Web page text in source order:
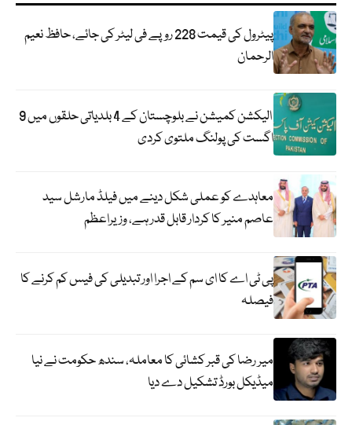
پیٹرول کی قیمت 228 روپے فی لیٹر کی جائے، حافظ نعیم
الرحمان
الیکشن کمیشن نے بلوچستان کے 4 بلدیاتی حلقوں میں 9
اگست کی پولنگ ملتوی کردی
معاہدے کو عملی شکل دینے میں فیلڈ مارشل سید
عاصم منیر کا کردار قابل قدر ہے، وزیراعظم
پی ٹی اے کا ای سم کے اجرا اور تبدیلی کی فیس کم کرنے کا
فیصلہ
میر رضا کی قبر کشائی کا معاملہ، سندھ حکومت نے نیا
میڈیکل بورڈ تشکیل دے دیا